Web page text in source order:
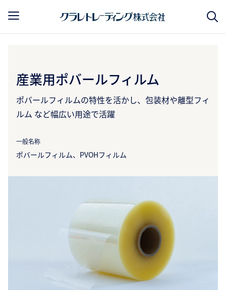
産業用ポバールフィルム
ポバールフィルムの特性を活かし、包装材や離型フィ
ルム など幅広い用途で活躍
一般名称
ポバールフィルム、PVOHフィルム